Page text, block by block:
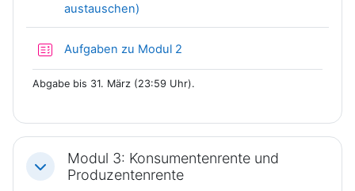
austauschen)
Aufgaben zu Modul 2
Abgabe bis 31. März (23:59 Uhr).
Einklappen
Modul 3: Konsumentenrente und
Produzentenrente